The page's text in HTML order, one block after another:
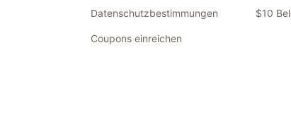
Datenschutzbestimmungen
Coupons einreichen
$10